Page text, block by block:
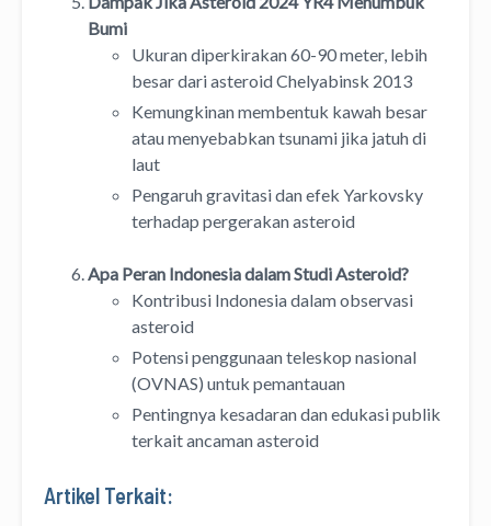
Bumi
Ukuran diperkirakan 60-90 meter, lebih
besar dari asteroid Chelyabinsk 2013
Kemungkinan membentuk kawah besar
atau menyebabkan tsunami jika jatuh di
laut
Pengaruh gravitasi dan efek Yarkovsky
terhadap pergerakan asteroid
Apa Peran Indonesia dalam Studi Asteroid?
Kontribusi Indonesia dalam observasi
asteroid
Potensi penggunaan teleskop nasional
(OVNAS) untuk pemantauan
Pentingnya kesadaran dan edukasi publik
terkait ancaman asteroid
Artikel Terkait: